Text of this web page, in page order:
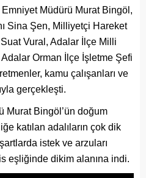
Müdürü Murat Bingöl,
Sina Şen, Milliyetçi Hareket
Vural, Adalar İlçe Milli
Orman İlçe İşletme Şefi
kamu çalışanları ve
gerçekleşti.
Murat Bingöl’ün doğum
katılan adalıların çok dik
istek ve arzuları
eşliğinde dikim alanına indi.